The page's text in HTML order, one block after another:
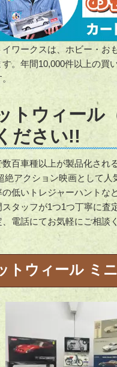
イワークスは、ホビー・お
す。年間10,000件以上の買
トウィール
ださい!!
数百車種以上が製品化され
絶アクション映画として
の低いトレジャーハントな
スタッフが1つ1つ丁寧に査
、電話にてお気軽にご相談
トウィール ミ